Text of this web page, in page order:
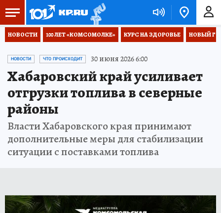
НОВОСТИ 100 ЛЕТ «КОМСОМОЛКЕ» КУРС НА ЗДОРОВЬЕ НОВЫЙ
НОВОСТИ ЧТО ПРОИСХОДИТ 30 июня 2026 6:00
Хабаровский край усиливает
отгрузки топлива в северные
районы
Власти Хабаровского края принимают
дополнительные меры для стабилизации
ситуации с поставками топлива